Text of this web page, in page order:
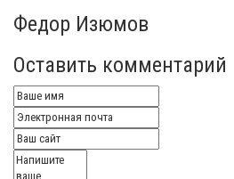
Федор Изюмов
Оставить комментарий